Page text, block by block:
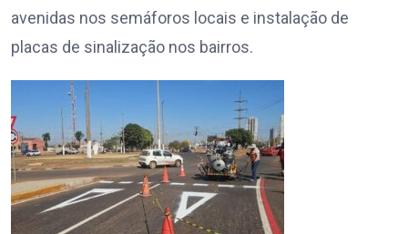
avenidas nos semáforos locais e instalação de
placas de sinalização nos bairros.